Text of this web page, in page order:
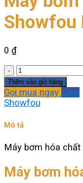
Showfou
0 ₫
Máy
bơm
hóa
chất
PL-
số
lượng
Thêm vào giỏ hàng
Gọi mua ngay Zalo
Showfou
Mô tả
Máy bơm hóa
Máy bơm